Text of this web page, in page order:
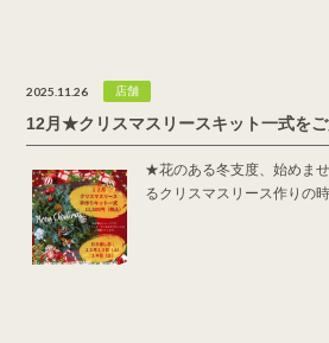
2025.11.26 店舗
12月★クリスマスリースキット一式をご
★花のある冬支度、始めま
るクリスマスリース作りの